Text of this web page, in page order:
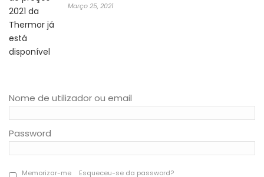
Março 25, 2021
Nome de utilizador ou email
Password
Memorizar-me Esqueceu-se da password?